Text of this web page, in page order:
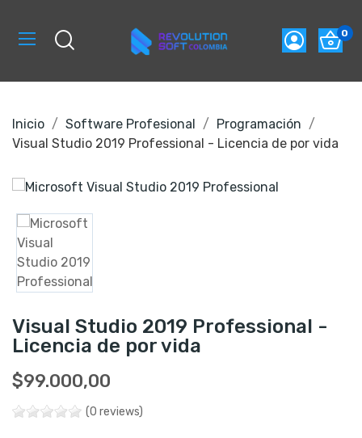
0
Inicio Software Profesional
Programación
Visual Studio 2019 Professional - Licencia de por vida
Visual Studio 2019 Professional -
Licencia de por vida
$99.000,00
(0 reviews)